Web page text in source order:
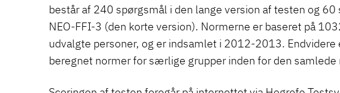
består af 240 spørgsmål i den lange version af testen og 60
NEO-FFI-3 (den korte version). Normerne er baseret på
udvalgte personer, og er indsamlet i 2012-2013. Endvidere
beregnet normer for særlige grupper inden for den samlede